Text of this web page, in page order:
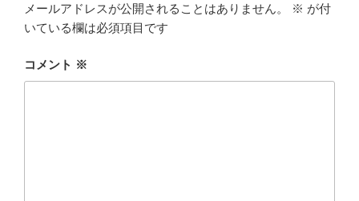
メールアドレスが公開されることはありません。 ※ が付
いている欄は必須項目です
コメント ※